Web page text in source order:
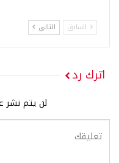
السابق التالي
اترك رد
لن يتم نشر